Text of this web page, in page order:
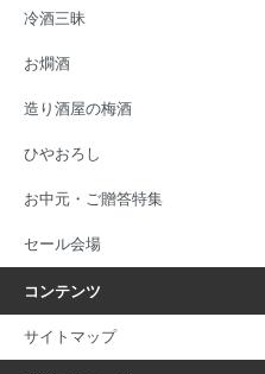
冷酒三昧
お燗酒
造り酒屋の梅酒
ひやおろし
お中元・ご贈答特集
セール会場
コンテンツ
サイトマップ